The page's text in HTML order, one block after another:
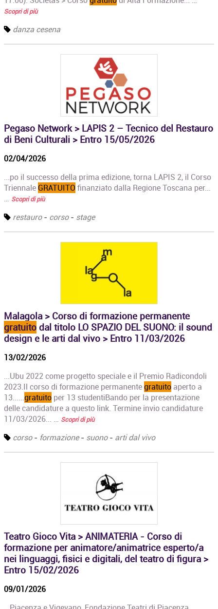
Scopri di più
danza cesena
Pegaso Network > LAPIS 2 – Tecnico del Restauro
di Beni Culturali > Entro 15/05/2026
02/04/2026
...po il successo della prima edizione, torna LAPIS 2, il Corso
Triennale GRATUITO finanziato dalla Regione Toscana per...
… Scopri di più
restauro- corso- stage
Malagola > Corso di formazione permanente
gratuito dal titolo LO SPAZIO DEL SUONO: il sound
design e le arti dal vivo > Entro 11/03/2026
13/02/2026
...Ubu 2022 come progetto speciale e il Premio Radicondoli
2023.Il corso di formazione permanentegratuito aperto a
13......gratuito per 13 studentiBando per la presentazione
delle candidature a questo link. Termine invio candidature
11/03/2026... … Scopri di più
corso- formazione- suono- arti dal vivo
Teatro Gioco Vita > ANIMATERIA - Corso di
formazione per animatore/animatrice esperto/a
nei linguaggi, fisici e digitali, del teatro di figura >
Entro 15/02/2026
09/01/2026